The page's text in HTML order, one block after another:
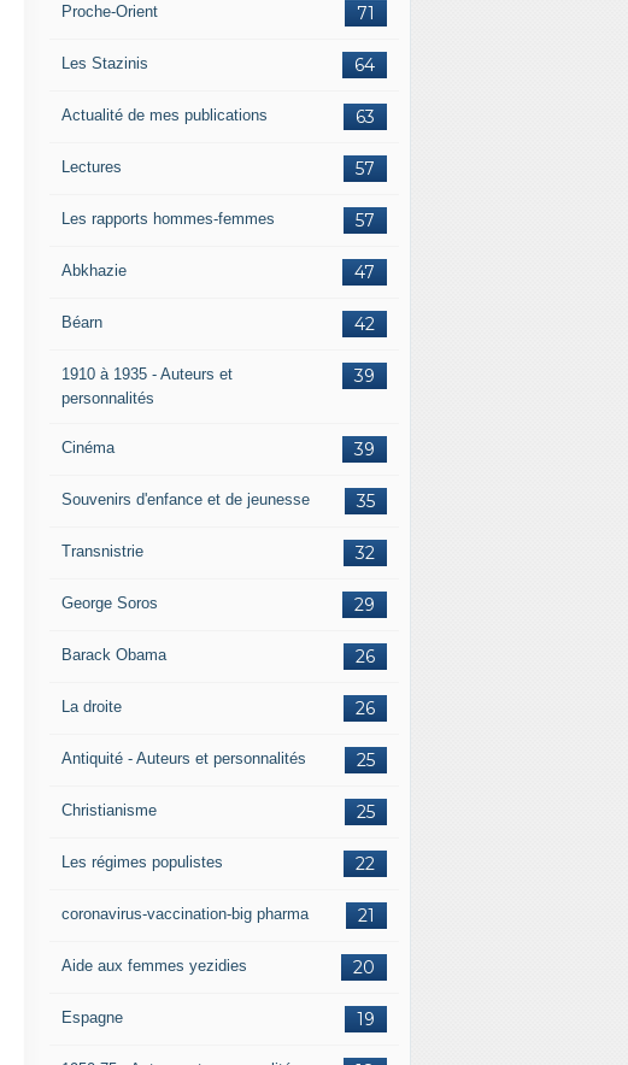
71
Proche-Orient
64
Les Stazinis
63
Actualité de mes publications
57
Lectures
57
Les rapports hommes-femmes
47
Abkhazie
42
Béarn
39
1910 à 1935 - Auteurs et
personnalités
39
Cinéma
35
Souvenirs d'enfance et de jeunesse
32
Transnistrie
29
George Soros
26
Barack Obama
26
La droite
25
Antiquité - Auteurs et personnalités
25
Christianisme
22
Les régimes populistes
21
coronavirus-vaccination-big pharma
20
Aide aux femmes yezidies
19
Espagne